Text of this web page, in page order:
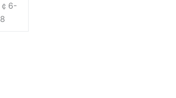
￠6-
8